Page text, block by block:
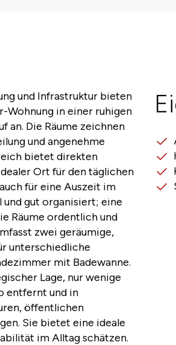
und Infrastruktur bieten
Wohnung in einer ruhigen
an. Die Räume zeichnen
und angenehme
bietet direkten
Ort für den täglichen
für eine Auszeit im
und gut organisiert; eine
Räume ordentlich und
zwei geräumige,
unterschiedliche
mit Badewanne.
Lage, nur wenige
entfernt und in
öffentlichen
Sie bietet eine ideale
im Alltag schätzen.